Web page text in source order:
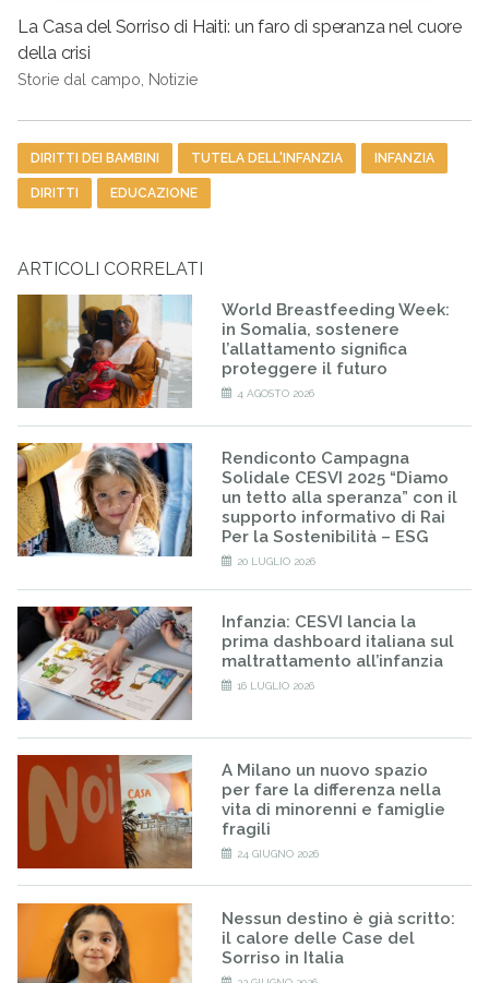
La Casa del Sorriso di Haiti: un faro di speranza nel cuore
della crisi
Storie dal campo, Notizie
Tag
DIRITTI DEI BAMBINI TUTELA DELL'INFANZIA INFANZIA
DIRITTI EDUCAZIONE
ARTICOLI CORRELATI
World Breastfeeding Week:
in Somalia, sostenere
l’allattamento significa
proteggere il futuro
4 AGOSTO 2026
Rendiconto Campagna
Solidale CESVI 2025 “Diamo
un tetto alla speranza” con il
supporto informativo di Rai
Per la Sostenibilità – ESG
20 LUGLIO 2026
Infanzia: CESVI lancia la
prima dashboard italiana sul
maltrattamento all’infanzia
16 LUGLIO 2026
A Milano un nuovo spazio
per fare la differenza nella
vita di minorenni e famiglie
fragili
24 GIUGNO 2026
Nessun destino è già scritto:
il calore delle Case del
Sorriso in Italia